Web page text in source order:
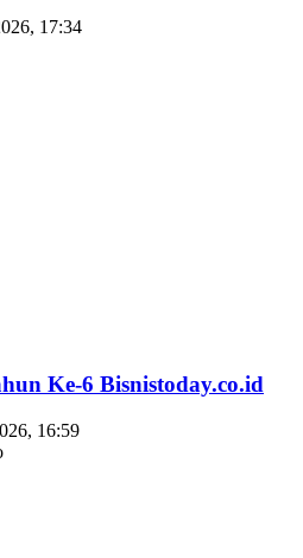
17:34
Ke-6 Bisnistoday.co.id
16:59